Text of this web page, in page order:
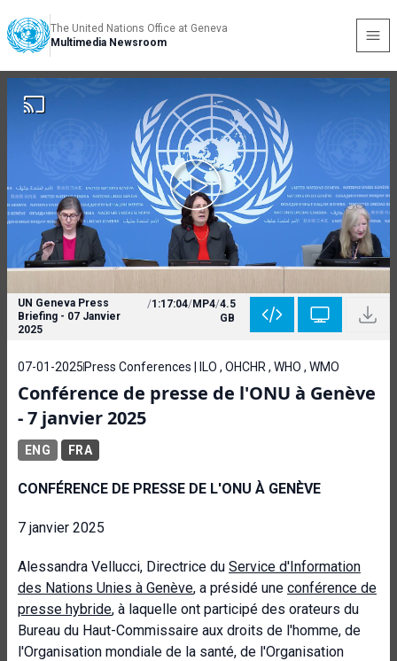
The United Nations Office at Geneva
Multimedia Newsroom
UN Geneva Press
Briefing - 07 Janvier
2025
/1:17:04/MP4/4.5
GB
07-01-2025 Press Conferences | ILO , OHCHR , WHO , WMO
Conférence de presse de l'ONU à Genève
- 7 janvier 2025
ENG FRA
CONFÉRENCE DE PRESSE DE L'ONU À GENÈVE
7 janvier 2025
Alessandra Vellucci, Directrice du Service d'Information
des Nations Unies à Genève, a présidé une conférence de
presse hybride, à laquelle ont participé des orateurs du
Bureau du Haut-Commissaire aux droits de l'homme, de
l'Organisation mondiale de la santé, de l'Organisation